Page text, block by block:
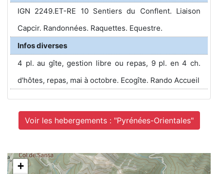
IGN 2249.ET-RE 10 Sentiers du Conflent. Liaison
Capcir. Randonnées. Raquettes. Equestre.
Infos diverses
4 pl. au gîte, gestion libre ou repas, 9 pl. en 4 ch.
d'hôtes, repas, mai à octobre. Ecogîte. Rando Accueil
Voir les hebergements : "Pyrénées-Orientales"
+